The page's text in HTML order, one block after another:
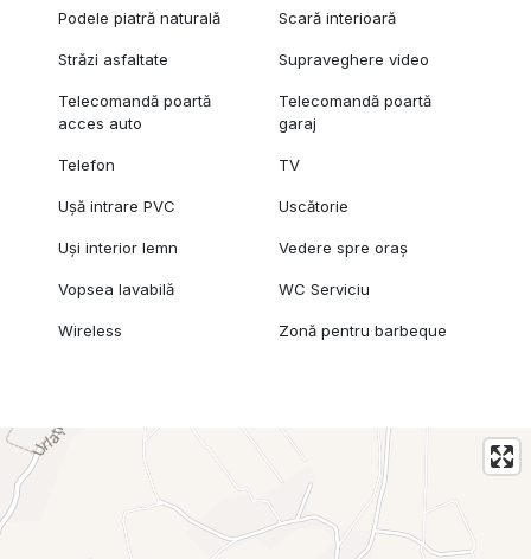
Podele piatră naturală Scară interioară
Străzi asfaltate Supraveghere video
Telecomandă poartă
acces auto
Telecomandă poartă
garaj
Telefon TV
Ușă intrare PVC Uscătorie
Uși interior lemn Vedere spre oraș
Vopsea lavabilă WC Serviciu
Wireless Zonă pentru barbeque